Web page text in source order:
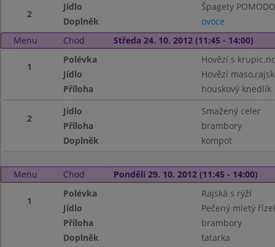
2
Jídlo
Špagety
Doplněk
ovoce
Menu
Chod Středa 24. 10. 2012 (11:45 - 14:00)
1
Polévka
Hovězí s
Jídlo
Hovězí
Příloha
houskový knedlík
2
Jídlo
Smažený celer
Příloha
brambory
Doplněk
kompot
Menu Chod Pondělí 29. 10. 2012 (11:45 - 14:00)
1
Polévka
Rajská s rýží
Jídlo
Pečený mletý
Příloha
brambory
Doplněk
tatarka